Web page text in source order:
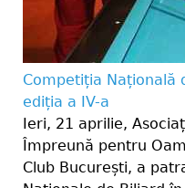
Competiția Națională
ediția a IV-a
Ieri, 21 aprilie,
Împreună pentru
Club București, a